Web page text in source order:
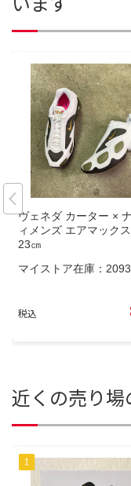
ヴェネダ カーター ×
ィメンズ エアマック
23㎝
マイストア在庫： 2093
税込
近くの売り場